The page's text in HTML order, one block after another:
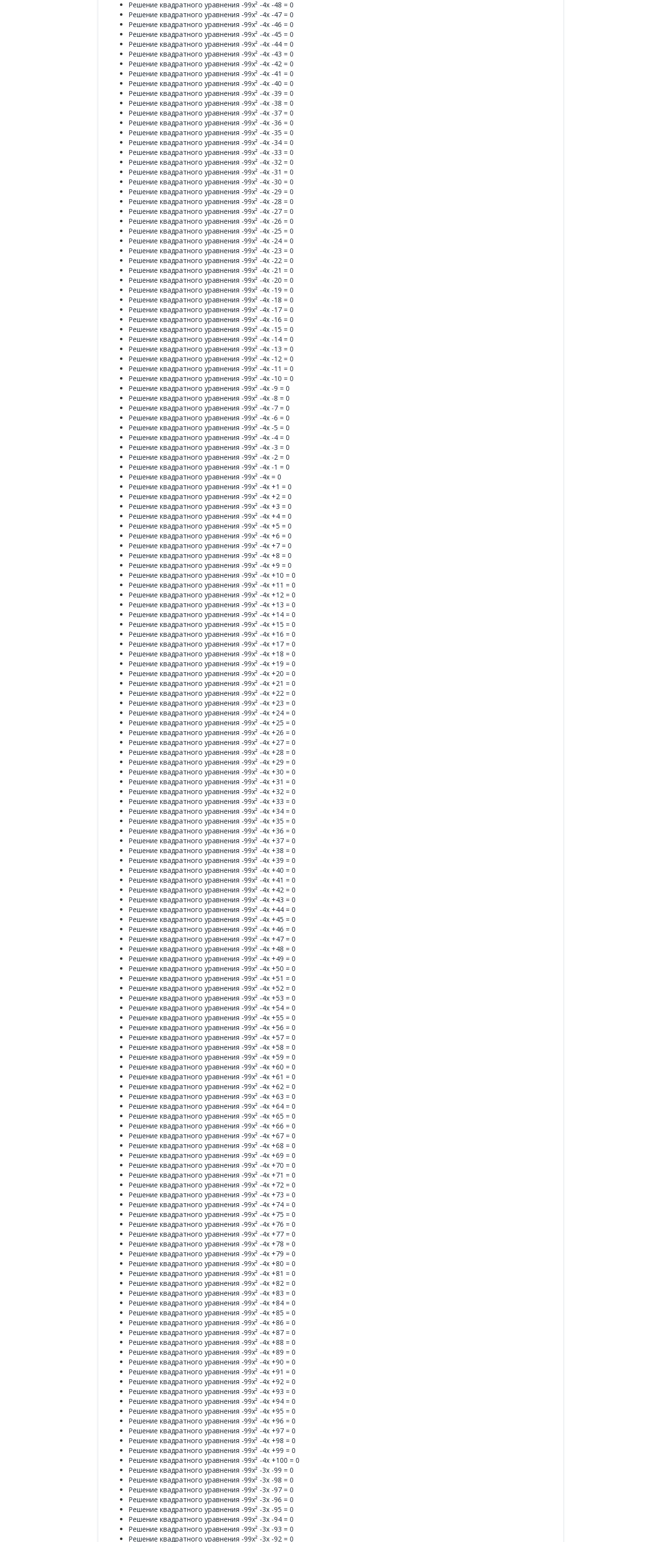
Решение квадратного уравнения -99x² -4x -48 = 0
Решение квадратного уравнения -99x² -4x -47 = 0
Решение квадратного уравнения -99x² -4x -46 = 0
Решение квадратного уравнения -99x² -4x -45 = 0
Решение квадратного уравнения -99x² -4x -44 = 0
Решение квадратного уравнения -99x² -4x -43 = 0
Решение квадратного уравнения -99x² -4x -42 = 0
Решение квадратного уравнения -99x² -4x -41 = 0
Решение квадратного уравнения -99x² -4x -40 = 0
Решение квадратного уравнения -99x² -4x -39 = 0
Решение квадратного уравнения -99x² -4x -38 = 0
Решение квадратного уравнения -99x² -4x -37 = 0
Решение квадратного уравнения -99x² -4x -36 = 0
Решение квадратного уравнения -99x² -4x -35 = 0
Решение квадратного уравнения -99x² -4x -34 = 0
Решение квадратного уравнения -99x² -4x -33 = 0
Решение квадратного уравнения -99x² -4x -32 = 0
Решение квадратного уравнения -99x² -4x -31 = 0
Решение квадратного уравнения -99x² -4x -30 = 0
Решение квадратного уравнения -99x² -4x -29 = 0
Решение квадратного уравнения -99x² -4x -28 = 0
Решение квадратного уравнения -99x² -4x -27 = 0
Решение квадратного уравнения -99x² -4x -26 = 0
Решение квадратного уравнения -99x² -4x -25 = 0
Решение квадратного уравнения -99x² -4x -24 = 0
Решение квадратного уравнения -99x² -4x -23 = 0
Решение квадратного уравнения -99x² -4x -22 = 0
Решение квадратного уравнения -99x² -4x -21 = 0
Решение квадратного уравнения -99x² -4x -20 = 0
Решение квадратного уравнения -99x² -4x -19 = 0
Решение квадратного уравнения -99x² -4x -18 = 0
Решение квадратного уравнения -99x² -4x -17 = 0
Решение квадратного уравнения -99x² -4x -16 = 0
Решение квадратного уравнения -99x² -4x -15 = 0
Решение квадратного уравнения -99x² -4x -14 = 0
Решение квадратного уравнения -99x² -4x -13 = 0
Решение квадратного уравнения -99x² -4x -12 = 0
Решение квадратного уравнения -99x² -4x -11 = 0
Решение квадратного уравнения -99x² -4x -10 = 0
Решение квадратного уравнения -99x² -4x -9 = 0
Решение квадратного уравнения -99x² -4x -8 = 0
Решение квадратного уравнения -99x² -4x -7 = 0
Решение квадратного уравнения -99x² -4x -6 = 0
Решение квадратного уравнения -99x² -4x -5 = 0
Решение квадратного уравнения -99x² -4x -4 = 0
Решение квадратного уравнения -99x² -4x -3 = 0
Решение квадратного уравнения -99x² -4x -2 = 0
Решение квадратного уравнения -99x² -4x -1 = 0
Решение квадратного уравнения -99x² -4x = 0
Решение квадратного уравнения -99x² -4x +1 = 0
Решение квадратного уравнения -99x² -4x +2 = 0
Решение квадратного уравнения -99x² -4x +3 = 0
Решение квадратного уравнения -99x² -4x +4 = 0
Решение квадратного уравнения -99x² -4x +5 = 0
Решение квадратного уравнения -99x² -4x +6 = 0
Решение квадратного уравнения -99x² -4x +7 = 0
Решение квадратного уравнения -99x² -4x +8 = 0
Решение квадратного уравнения -99x² -4x +9 = 0
Решение квадратного уравнения -99x² -4x +10 = 0
Решение квадратного уравнения -99x² -4x +11 = 0
Решение квадратного уравнения -99x² -4x +12 = 0
Решение квадратного уравнения -99x² -4x +13 = 0
Решение квадратного уравнения -99x² -4x +14 = 0
Решение квадратного уравнения -99x² -4x +15 = 0
Решение квадратного уравнения -99x² -4x +16 = 0
Решение квадратного уравнения -99x² -4x +17 = 0
Решение квадратного уравнения -99x² -4x +18 = 0
Решение квадратного уравнения -99x² -4x +19 = 0
Решение квадратного уравнения -99x² -4x +20 = 0
Решение квадратного уравнения -99x² -4x +21 = 0
Решение квадратного уравнения -99x² -4x +22 = 0
Решение квадратного уравнения -99x² -4x +23 = 0
Решение квадратного уравнения -99x² -4x +24 = 0
Решение квадратного уравнения -99x² -4x +25 = 0
Решение квадратного уравнения -99x² -4x +26 = 0
Решение квадратного уравнения -99x² -4x +27 = 0
Решение квадратного уравнения -99x² -4x +28 = 0
Решение квадратного уравнения -99x² -4x +29 = 0
Решение квадратного уравнения -99x² -4x +30 = 0
Решение квадратного уравнения -99x² -4x +31 = 0
Решение квадратного уравнения -99x² -4x +32 = 0
Решение квадратного уравнения -99x² -4x +33 = 0
Решение квадратного уравнения -99x² -4x +34 = 0
Решение квадратного уравнения -99x² -4x +35 = 0
Решение квадратного уравнения -99x² -4x +36 = 0
Решение квадратного уравнения -99x² -4x +37 = 0
Решение квадратного уравнения -99x² -4x +38 = 0
Решение квадратного уравнения -99x² -4x +39 = 0
Решение квадратного уравнения -99x² -4x +40 = 0
Решение квадратного уравнения -99x² -4x +41 = 0
Решение квадратного уравнения -99x² -4x +42 = 0
Решение квадратного уравнения -99x² -4x +43 = 0
Решение квадратного уравнения -99x² -4x +44 = 0
Решение квадратного уравнения -99x² -4x +45 = 0
Решение квадратного уравнения -99x² -4x +46 = 0
Решение квадратного уравнения -99x² -4x +47 = 0
Решение квадратного уравнения -99x² -4x +48 = 0
Решение квадратного уравнения -99x² -4x +49 = 0
Решение квадратного уравнения -99x² -4x +50 = 0
Решение квадратного уравнения -99x² -4x +51 = 0
Решение квадратного уравнения -99x² -4x +52 = 0
Решение квадратного уравнения -99x² -4x +53 = 0
Решение квадратного уравнения -99x² -4x +54 = 0
Решение квадратного уравнения -99x² -4x +55 = 0
Решение квадратного уравнения -99x² -4x +56 = 0
Решение квадратного уравнения -99x² -4x +57 = 0
Решение квадратного уравнения -99x² -4x +58 = 0
Решение квадратного уравнения -99x² -4x +59 = 0
Решение квадратного уравнения -99x² -4x +60 = 0
Решение квадратного уравнения -99x² -4x +61 = 0
Решение квадратного уравнения -99x² -4x +62 = 0
Решение квадратного уравнения -99x² -4x +63 = 0
Решение квадратного уравнения -99x² -4x +64 = 0
Решение квадратного уравнения -99x² -4x +65 = 0
Решение квадратного уравнения -99x² -4x +66 = 0
Решение квадратного уравнения -99x² -4x +67 = 0
Решение квадратного уравнения -99x² -4x +68 = 0
Решение квадратного уравнения -99x² -4x +69 = 0
Решение квадратного уравнения -99x² -4x +70 = 0
Решение квадратного уравнения -99x² -4x +71 = 0
Решение квадратного уравнения -99x² -4x +72 = 0
Решение квадратного уравнения -99x² -4x +73 = 0
Решение квадратного уравнения -99x² -4x +74 = 0
Решение квадратного уравнения -99x² -4x +75 = 0
Решение квадратного уравнения -99x² -4x +76 = 0
Решение квадратного уравнения -99x² -4x +77 = 0
Решение квадратного уравнения -99x² -4x +78 = 0
Решение квадратного уравнения -99x² -4x +79 = 0
Решение квадратного уравнения -99x² -4x +80 = 0
Решение квадратного уравнения -99x² -4x +81 = 0
Решение квадратного уравнения -99x² -4x +82 = 0
Решение квадратного уравнения -99x² -4x +83 = 0
Решение квадратного уравнения -99x² -4x +84 = 0
Решение квадратного уравнения -99x² -4x +85 = 0
Решение квадратного уравнения -99x² -4x +86 = 0
Решение квадратного уравнения -99x² -4x +87 = 0
Решение квадратного уравнения -99x² -4x +88 = 0
Решение квадратного уравнения -99x² -4x +89 = 0
Решение квадратного уравнения -99x² -4x +90 = 0
Решение квадратного уравнения -99x² -4x +91 = 0
Решение квадратного уравнения -99x² -4x +92 = 0
Решение квадратного уравнения -99x² -4x +93 = 0
Решение квадратного уравнения -99x² -4x +94 = 0
Решение квадратного уравнения -99x² -4x +95 = 0
Решение квадратного уравнения -99x² -4x +96 = 0
Решение квадратного уравнения -99x² -4x +97 = 0
Решение квадратного уравнения -99x² -4x +98 = 0
Решение квадратного уравнения -99x² -4x +99 = 0
Решение квадратного уравнения -99x² -4x +100 = 0
Решение квадратного уравнения -99x² -3x -99 = 0
Решение квадратного уравнения -99x² -3x -98 = 0
Решение квадратного уравнения -99x² -3x -97 = 0
Решение квадратного уравнения -99x² -3x -96 = 0
Решение квадратного уравнения -99x² -3x -95 = 0
Решение квадратного уравнения -99x² -3x -94 = 0
Решение квадратного уравнения -99x² -3x -93 = 0
Решение квадратного уравнения -99x² -3x -92 = 0